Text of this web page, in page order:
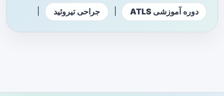
دوره آموزشی ATLS جراحی تیروئید